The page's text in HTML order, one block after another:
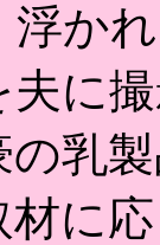
浮か
夫に
乳
材に